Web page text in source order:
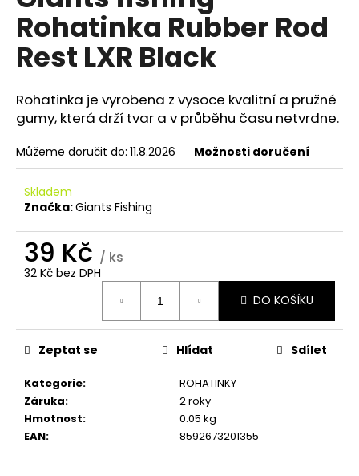
0,0
5
hvězdiček.
Rohatinka Rubber Rod
Rest LXR Black
Rohatinka je vyrobena z vysoce kvalitní a pružné
gumy, která drží tvar a v průběhu času netvrdne.
Můžeme doručit do: 11.8.2026 Možnosti doručení
Skladem
Značka:Giants Fishing
39 Kč / ks
32 Kč bez DPH
DO KOŠÍKU
Kategorie:
ROHATINKY
Záruka:
2 roky
Hmotnost:
0.05 kg
EAN: 8592673201355
Zeptat se Hlídat Sdílet
a
j
í
?
D
o
r
u
u
e
m